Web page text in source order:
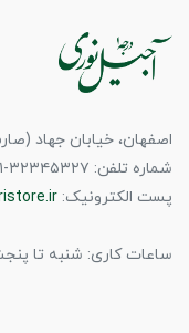
اصفهان، خیابان جهاد
شماره تلفن: ۳۲۳۴۵۳۲۷-۰۳۱
پست الکترونیک:
ساعات کاری: شنبه تا پنجشنبه ۹ الی ۱۴، ۱۷:۰۰